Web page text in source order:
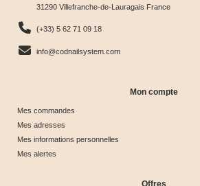
nuancier
& Tips
Glow &
31290 Villefranche-de-Lauragais France
(+33) 5 62 71 09 18
info@codnailsystem.com
Mon compte
Mes commandes
Mes adresses
Mes informations personnelles
Mes alertes
Offres